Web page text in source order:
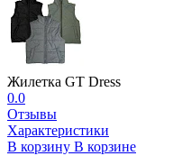
Жилетка GT Dress
0.0
Отзывы
Характеристики
В корзину В корзине